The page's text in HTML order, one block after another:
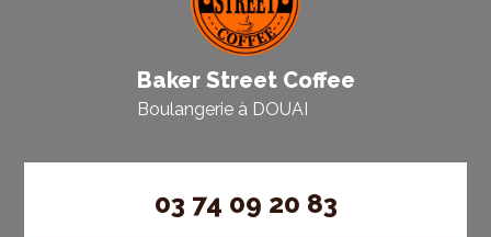
Baker Street Coffee
Boulangerie à DOUAI
03 74 09 20 83